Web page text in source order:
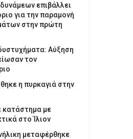
επιβάλλει
για την παραμονή
στην πρώτη
Αύξηση
τον
η πυρκαγιά στην
κατάστημα με
στο Ίλιον
μεταφέρθηκε